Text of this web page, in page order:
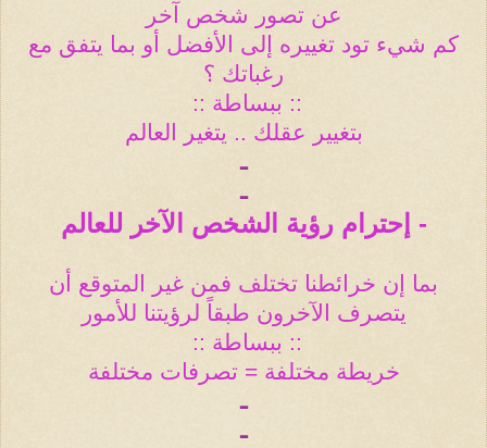
عن تصور شخص آخر
كم شيء تود تغييره إلى الأفضل أو بما يتفق مع
رغباتك ؟
:: ببساطة ::
بتغيير عقلك .. يتغير العالم
ـ
ـ
- إحترام رؤية الشخص الآخر للعالم
بما إن خرائطنا تختلف فمن غير المتوقع أن
يتصرف الآخرون طبقاً لرؤيتنا للأمور
:: ببساطة ::
خريطة مختلفة = تصرفات مختلفة
ـ
ـ